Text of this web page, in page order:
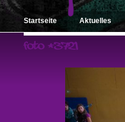
Startseite Aktuelles